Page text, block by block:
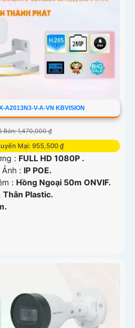
A2013N3-V-A-VN KBVISION
Bán: 1,470,000 ₫
Mại: 955,500 ₫
: FULL HD 1080P .
: IP POE.
: Hồng Ngoại 50m ONVIF.
Thân Plastic.